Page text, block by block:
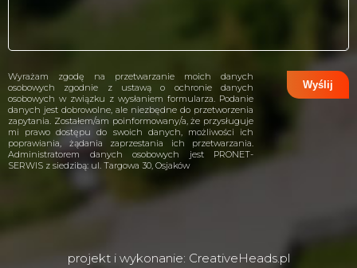
Wyrażam zgodę na przetwarzanie moich danych
osobowych zgodnie z ustawą o ochronie danych
osobowych w związku z wysłaniem formularza. Podanie
danych jest dobrowolne, ale niezbędne do przetworzenia
zapytania. Zostałem/am poinformowany/a, że przysługuje
mi prawo dostępu do swoich danych, możliwości ich
poprawiania, żądania zaprzestania ich przetwarzania.
Administratorem danych osobowych jest PRONET-
SERWIS z siedzibą: ul. Targowa 30, Osjaków
projekt i wykonanie: CreativeHeads.pl